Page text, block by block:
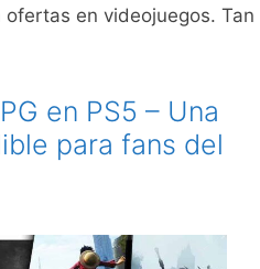
en videojuegos. Tan
en PS5 – Una
para fans del